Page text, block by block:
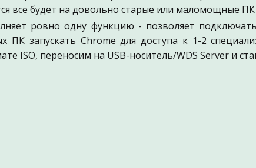
все будет на довольно старые или маломощные
ровно одну функцию - позволяет
запускать Chrome для доступа к 1-2
ISO, переносим на USB-носитель/WDS Server и